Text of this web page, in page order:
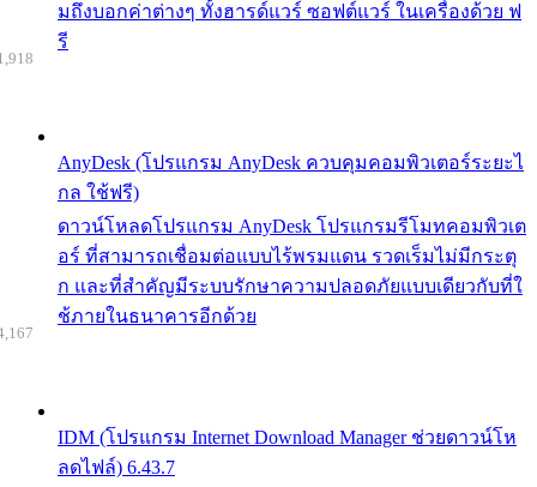
มถึงบอกค่าต่างๆ ทั้งฮารด์แวร์ ซอฟต์แวร์ ในเครื่องด้วย ฟ
รี
AnyDesk (โปรแกรม AnyDesk ควบคุมคอมพิวเตอร์ระยะไ
กล ใช้ฟรี)
ดาวน์โหลดโปรแกรม AnyDesk โปรแกรมรีโมทคอมพิวเต
อร์ ที่สามารถเชื่อมต่อแบบไร้พรมแดน รวดเร็มไม่มีกระตุ
ก และที่สำคัญมีระบบรักษาความปลอดภัยแบบเดียวกับที่ใ
ช้ภายในธนาคารอีกด้วย
IDM (โปรแกรม Internet Download Manager ช่วยดาวน์โห
ลดไฟล์) 6.43.7